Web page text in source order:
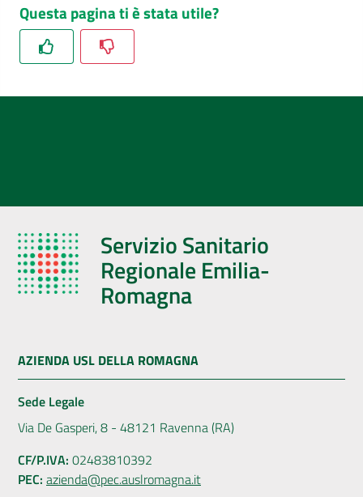
Questa pagina ti è stata utile?
Servizio Sanitario
Regionale Emilia-
Romagna
AZIENDA USL DELLA ROMAGNA
Sede Legale
Via De Gasperi, 8 - 48121 Ravenna (RA)
CF/P.IVA: 02483810392
PEC: azienda@pec.auslromagna.it